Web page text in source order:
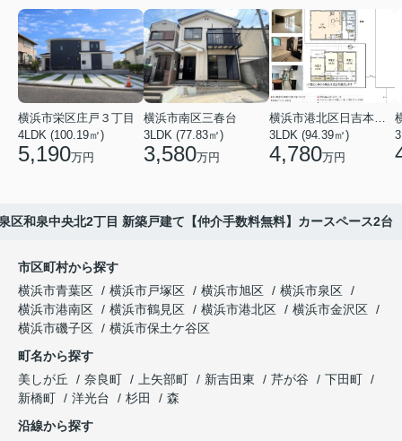
横浜市栄区庄戸３丁目
4LDK (100.19㎡)
5,190万円
横浜市南区三春台
3LDK (77.83㎡)
3,580万円
横浜市港北区日吉本町６丁目
3LDK (94.39㎡)
4,780万円
区和泉中央北2丁目 新築戸建て【仲介手数料無料】カースペース2台
市区町村から探す
横浜市青葉区
横浜市戸塚区 横浜市旭区
横浜市泉区
横浜市港南区
横浜市鶴見区 横浜市港北区
横浜市金沢区
横浜市磯子区
横浜市保土ケ谷区
町名から探す
美しが丘
奈良町 上矢部町 新吉田東 芹が谷
下田町
新橋町
洋光台 杉田
森
沿線から探す